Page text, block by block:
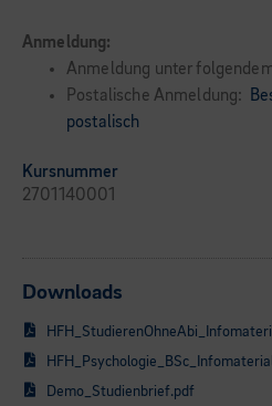
Anmeldung:
Anmeldung unter
Postalische Anmeldung:
postalisch
Kursnummer
2701140001
Downloads
Demo_Studienbrief.pdf